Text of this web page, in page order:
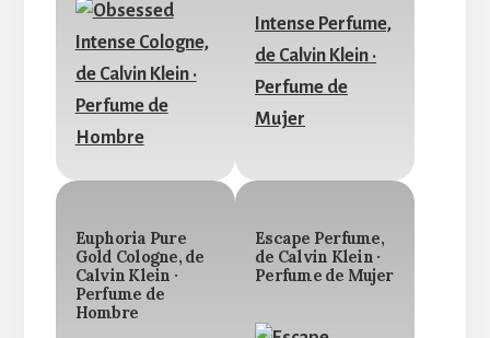
Euphoria Pure
Gold Cologne, de
Calvin Klein ·
Perfume de
Hombre
Escape Perfume,
de Calvin Klein ·
Perfume de Mujer